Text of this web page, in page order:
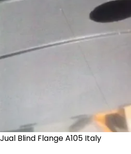
Jual Blind Flange A105 Italy